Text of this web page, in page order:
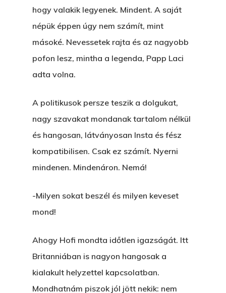
hogy valakik legyenek. Mindent. A saját
népük éppen úgy nem számít, mint
másoké. Nevessetek rajta és az nagyobb
pofon lesz, mintha a legenda, Papp Laci
adta volna.
A politikusok persze teszik a dolgukat,
nagy szavakat mondanak tartalom nélkül
és hangosan, látványosan Insta és fész
kompatibilisen. Csak ez számít. Nyerni
mindenen. Mindenáron. Nemá!
-Milyen sokat beszél és milyen keveset
mond!
Ahogy Hofi mondta időtlen igazságát. Itt
Britanniában is nagyon hangosak a
kialakult helyzettel kapcsolatban.
Mondhatnám piszok jól jött nekik: nem
Főoldal
Bolt
Könyveim
Szerelem És…
A Vér Nem Válik Vízzé
Ajándék – Karácsonyi
Novellák
Eltojtuk Nyuszi
EGY LAKTANYÁT,
A PESTIA
Rólam
Bristolt Látni
Feliratkozás
Kapcsolat